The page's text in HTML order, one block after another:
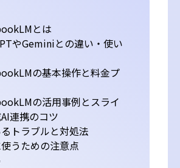
とは
やGeminiとの違い・使い
の基本操作と料金プ
の活用事例とスライ
連携のコツ
トラブルと対処法
うための注意点